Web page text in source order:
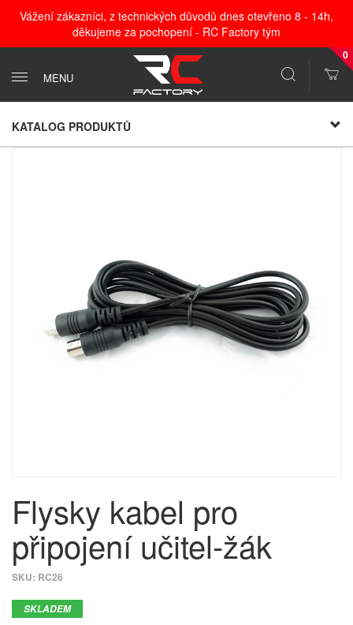
Vážení zákazníci, z technických důvodů dnes otevřeno 8 - 14h,
děkujeme za pochopení - RC Factory tým
MENU
0
KATALOG PRODUKTŮ
Flysky kabel pro
připojení učitel-žák
SKU: RC26
SKLADEM